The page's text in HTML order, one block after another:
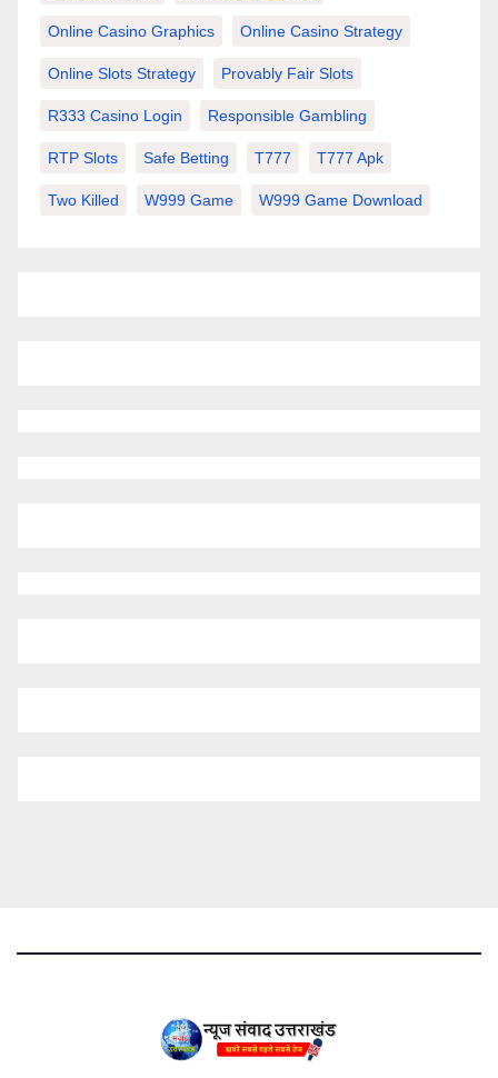
Online Casino Graphics Online Casino Strategy
Online Slots Strategy Provably Fair Slots
R333 Casino Login Responsible Gambling
RTP Slots Safe Betting T777 T777 Apk
Two Killed W999 Game W999 Game Download